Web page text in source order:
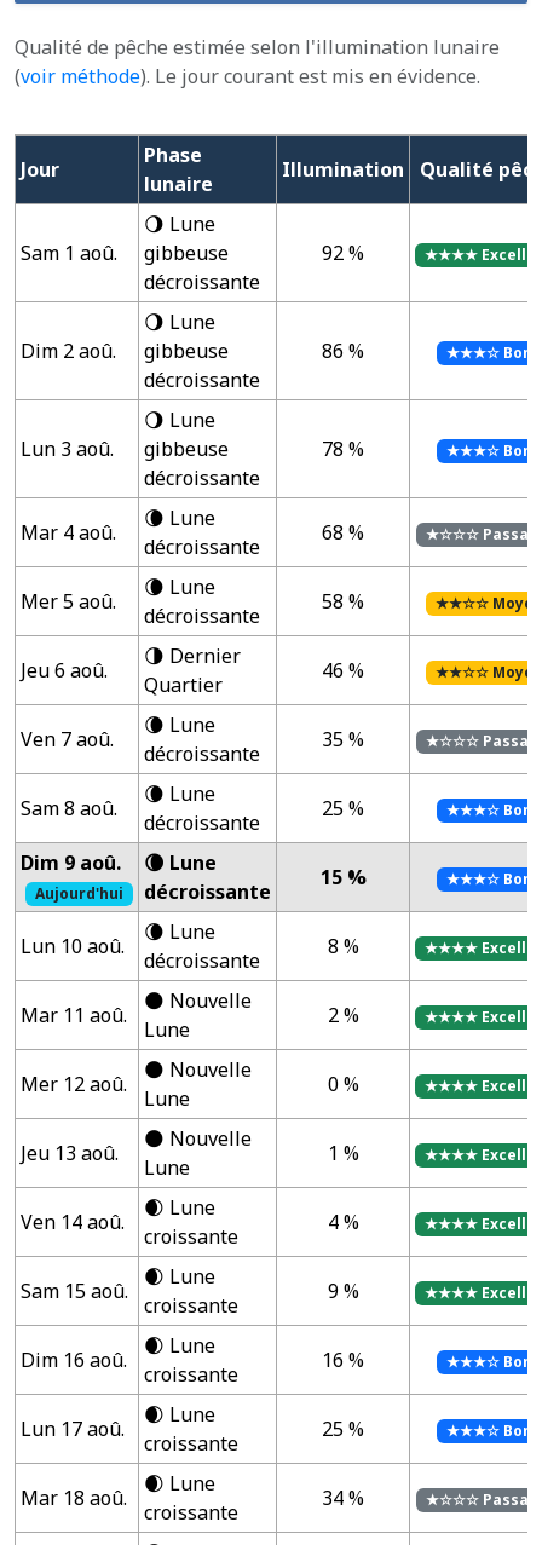
Qualité de pêche estimée selon l'illumination lunaire
(voir méthode). Le jour courant est mis en évidence.
Jour
Phase
lunaire
Illumination Qualité
Sam 1 aoû.
🌖 Lune
gibbeuse
décroissante
92 % ★★★★
Dim 2 aoû.
🌖 Lune
gibbeuse
décroissante
86 % ★★★☆ Bon
Lun 3 aoû.
🌖 Lune
gibbeuse
décroissante
78 % ★★★☆ Bon
Mar 4 aoû.
🌘 Lune
décroissante
68 % ★☆☆☆
Mer 5 aoû.
🌘 Lune
décroissante
58 % ★★☆☆ Moyen
Jeu 6 aoû.
🌗 Dernier
Quartier
46 % ★★☆☆ Moyen
Ven 7 aoû.
🌘 Lune
décroissante
35 % ★☆☆☆
Sam 8 aoû.
🌘 Lune
décroissante
25 % ★★★☆ Bon
Dim 9 aoû.
Aujourd'hui
🌘 Lune
décroissante
15 % ★★★☆ Bon
Lun 10 aoû.
🌘 Lune
décroissante
8 % ★★★★
Mar 11 aoû.
🌑 Nouvelle
Lune
2 % ★★★★
Mer 12 aoû.
🌑 Nouvelle
Lune
0 % ★★★★
Jeu 13 aoû.
🌑 Nouvelle
Lune
1 % ★★★★
Ven 14 aoû.
🌒 Lune
croissante
4 % ★★★★
Sam 15 aoû.
🌒 Lune
croissante
9 % ★★★★
Dim 16 aoû.
🌒 Lune
croissante
16 % ★★★☆ Bon
Lun 17 aoû.
🌒 Lune
croissante
25 % ★★★☆ Bon
Mar 18 aoû.
🌒 Lune
croissante
34 % ★☆☆☆